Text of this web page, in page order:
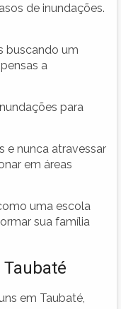
de inundações.
buscando um
a
para
e nunca atravessar
em áreas
uma escola
sua família
em Taubaté,